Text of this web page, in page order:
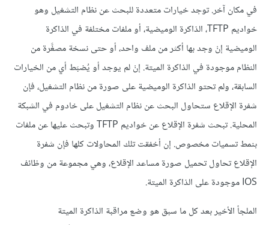
في مكان آخر. توجد خيارات متعددة للبحث عن نظام التشغيل وهو
خواديم TFTP، الذاكرة الوميضية، أو ملفات مختلفة في الذاكرة
الوميضية إنْ وجد بها أكثر من ملف واحد، أو حتى نسخة مصغَّرة من
النظام موجودة في الذاكرة الميتة. إنْ لم يوجد أو يُضبَط أي من الخيارات
السابقة، ولم تحتو الذاكرة الوميضية على صورة من نظام التشغيل، فإن
شفرة الإقلاع ستحاول البحث عن نظام التشغيل على خادوم في الشبكة
المحلية. تبحث شفرة الإقلاع عن خواديم TFTP وتبحث عليها عن ملفات
بنمط تسميات مخصوص. إن أخفقت تلك المحاولات كلها فإن شفرة
الإقلاع تحاول تحميل صورة مساعد الإقلاع، وهي مجموعة من وظائف
IOS موجودة على الذاكرة الميتة.
الملجأ الأخير بعد كل ما سبق هو وضع مراقبة الذاكرة الميتة